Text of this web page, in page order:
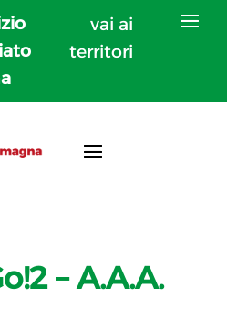
vai ai
territori
– A.A.A.